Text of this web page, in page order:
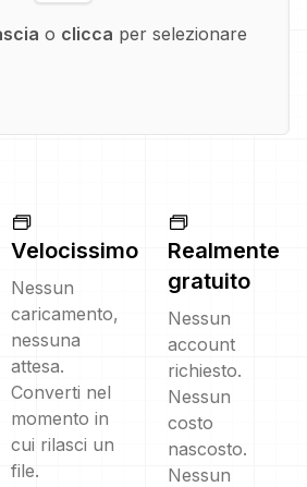
o clicca per selezionare
Velocissimo
Nessun
caricamento,
nessuna
attesa.
Converti nel
momento in
cui rilasci un
file.
Realmente
gratuito
Nessun
account
richiesto.
Nessun
costo
nascosto.
Nessun